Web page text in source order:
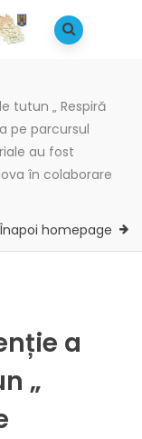
tutun „ Respiră
pe parcursul
au fost
în colaborare
Înapoi homepage
a
„